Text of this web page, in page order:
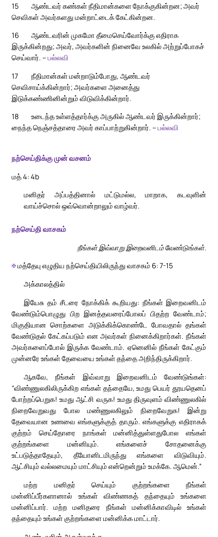
15
ஆண்டவர் கண்கள் நீதிமான்களை நோக்குகின்றன; அவர்
செவிகள் அவர்களது மன்றாட்டைக் கேட்கின்றன.
16
ஆண்டவரின் முகமோ தீமைசெய்வோர்க்கு எதிராக
இருக்கின்றது; அவர், அவர்களின் நினைவே உலகில் அற்றுப்போகச்
செய்வார். – பல்லவி
17
நீதிமான்கள் மன்றாடும்போது, ஆண்டவர்
செவிசாய்க்கின்றார்; அவர்களை அனைத்து
இடுக்கண்ணினின்றும் விடுவிக்கின்றார்.
18
உடைந்த உள்ளத்தார்க்கு அருகில் ஆண்டவர் இருக்கின்றார்;
நைந்த நெஞ்சத்தாரை அவர் காப்பாற்றுகின்றார். – பல்லவி
நற்செய்திக்கு முன் வசனம்
மத் 4: 4b
மனிதர் அப்பத்தினால் மட்டுமல்ல, மாறாக, கடவுளின்
வாய்ச்சொல் ஒவ்வொன்றாலும் வாழ்வர்.
நற்செய்தி வாசகம்
நீங்கள் இவ்வாறு இறைவனிடம் வேண்டுங்கள்.
✠மத்தேயு எழுதிய நற்செய்தியிலிருந்து வாசகம் 6: 7-15
அக்காலத்தில்
இயேசு தம் சீடரை நோக்கிக் கூறியது: நீங்கள் இறைவனிடம்
வேண்டும்பொழுது பிற இனத்தவரைப்போலப் பிதற்ற வேண்டாம்;
மிகுதியான சொற்களை அடுக்கிக்கொண்டே போவதால் தங்கள்
வேண்டுதல் கேட்கப்படும் என அவர்கள் நினைக்கிறார்கள். நீங்கள்
அவர்களைப்போல் இருக்க வேண்டாம். ஏனெனில் நீங்கள் கேட்கும்
முன்னரே உங்கள் தேவையை உங்கள் தந்தை அறிந்திருக்கிறார்.
ஆகவே, நீங்கள் இவ்வாறு இறைவனிடம் வேண்டுங்கள்:
“விண்ணுலகிலிருக்கிற எங்கள் தந்தையே, உமது பெயர் தூயதெனப்
போற்றப்பெறுக! உமது ஆட்சி வருக! உமது திருவுளம் விண்ணுலகில்
நிறைவேறுவது போல மண்ணுலகிலும் நிறைவேறுக! இன்று
தேவையான உணவை எங்களுக்குத் தாரும். எங்களுக்கு எதிராகக்
குற்றம் செய்தோரை நாங்கள் மன்னித்துள்ளதுபோல எங்கள்
குற்றங்களை மன்னியும். எங்களைச் சோதனைக்கு
உட்படுத்தாதேயும், தீயோனிடமிருந்து எங்களை விடுவியும்.
ஆட்சியும் வல்லமையும் மாட்சியும் என்றென்றும் உமக்கே. ஆமென்.”
மற்ற மனிதர் செய்யும் குற்றங்களை நீங்கள்
மன்னிப்பீர்களானால் உங்கள் விண்ணகத் தந்தையும் உங்களை
மன்னிப்பார். மற்ற மனிதரை நீங்கள் மன்னிக்காவிடில் உங்கள்
தந்தையும் உங்கள் குற்றங்களை மன்னிக்க மாட்டார்.